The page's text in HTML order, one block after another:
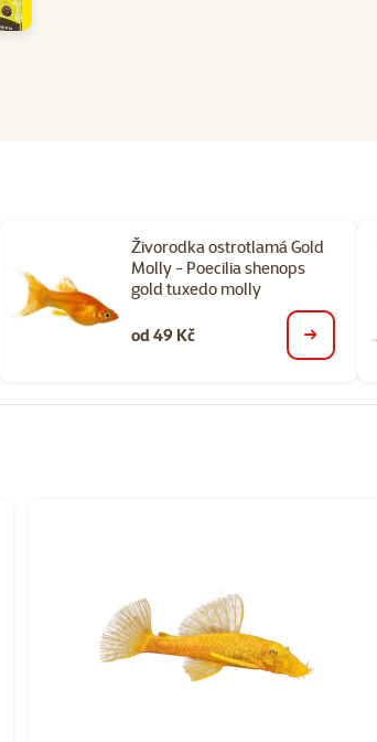
Živorodka ostrotlamá Gold
Molly - Poecilia shenops
gold tuxedo molly
od 49 Kč detail